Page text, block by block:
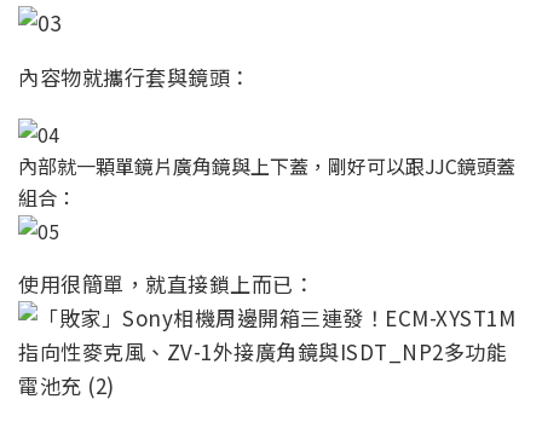
內容物就攜行套與鏡頭：
內部就一顆單鏡片廣角鏡與上下蓋，剛好可以跟JJC鏡頭蓋
組合：
使用很簡單，就直接鎖上而已：